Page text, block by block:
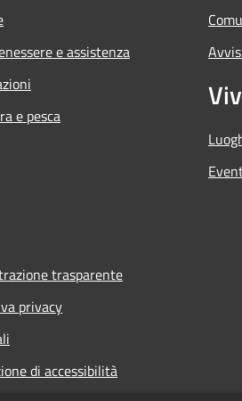
e assistenza
e pesca
trasparente
privacy
di accessibilità